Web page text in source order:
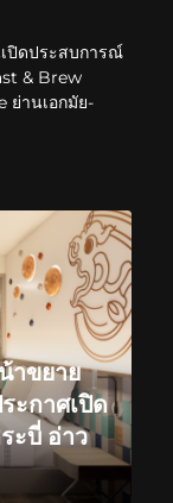
ปิดประสบการณ์
& Brew
ย่านเอกมัย-
าขยาย
ะกาศเปิด
ะบี่ อ่าว